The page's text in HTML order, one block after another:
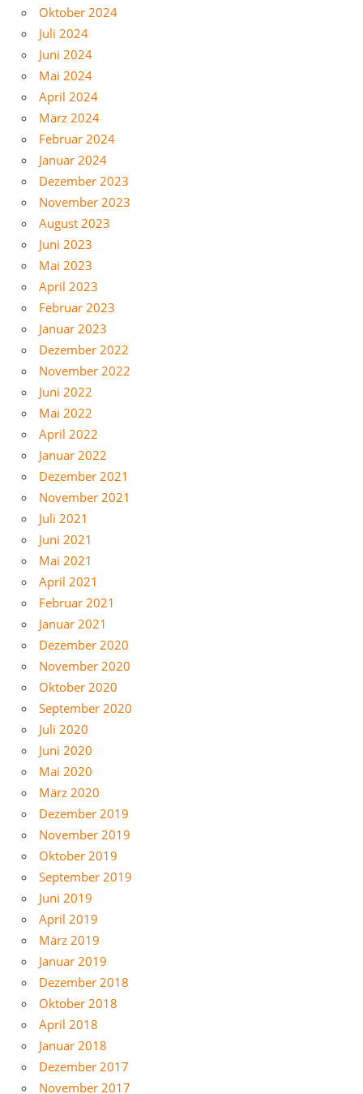
Oktober 2024
Juli 2024
Juni 2024
Mai 2024
April 2024
März 2024
Februar 2024
Januar 2024
Dezember 2023
November 2023
August 2023
Juni 2023
Mai 2023
April 2023
Februar 2023
Januar 2023
Dezember 2022
November 2022
Juni 2022
Mai 2022
April 2022
Januar 2022
Dezember 2021
November 2021
Juli 2021
Juni 2021
Mai 2021
April 2021
Februar 2021
Januar 2021
Dezember 2020
November 2020
Oktober 2020
September 2020
Juli 2020
Juni 2020
Mai 2020
März 2020
Dezember 2019
November 2019
Oktober 2019
September 2019
Juni 2019
April 2019
März 2019
Januar 2019
Dezember 2018
Oktober 2018
April 2018
Januar 2018
Dezember 2017
November 2017